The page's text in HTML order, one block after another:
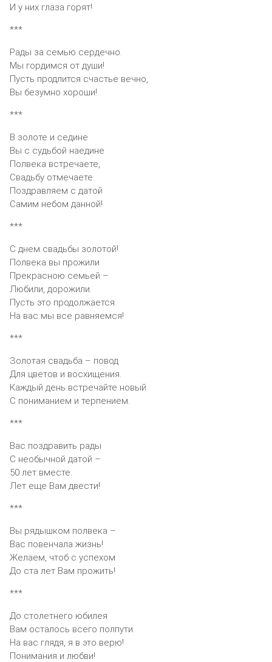
И у них глаза горят!
***
Рады за семью сердечно.
Мы гордимся от души!
Пусть продлится счастье вечно,
Вы безумно хороши!
***
В золоте и седине
Вы с судьбой наедине
Полвека встречаете,
Свадьбу отмечаете.
Поздравляем с датой
Самим небом данной!
***
С днем свадьбы золотой!
Полвека вы прожили
Прекрасною семьей –
Любили, дорожили.
Пусть это продолжается.
На вас мы все равняемся!
***
Золотая свадьба – повод
Для цветов и восхищения.
Каждый день встречайте новый
С пониманием и терпением.
***
Вас поздравить рады
С необычной датой –
50 лет вместе.
Лет еще Вам двести!
***
Вы рядышком полвека –
Вас повенчала жизнь!
Желаем, чтоб с успехом
До ста лет Вам прожить!
***
До столетнего юбилея
Вам осталось всего полпути.
На вас глядя, я в это верю!
Понимания и любви!